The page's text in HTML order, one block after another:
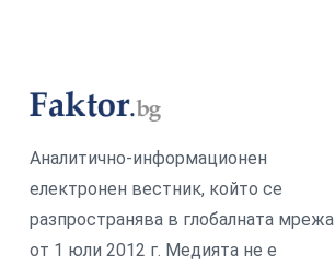
Аналитично-информационен
електронен вестник, който се
разпространява в глобалната мрежа
от 1 юли 2012 г. Медията не е